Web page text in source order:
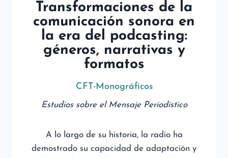
Transformaciones de la
comunicación sonora en
la era del podcasting:
géneros, narrativas y
formatos
CFT-Monográficos
Estudios sobre el Mensaje Periodístico
A lo largo de su historia, la radio ha
demostrado su capacidad de adaptación y